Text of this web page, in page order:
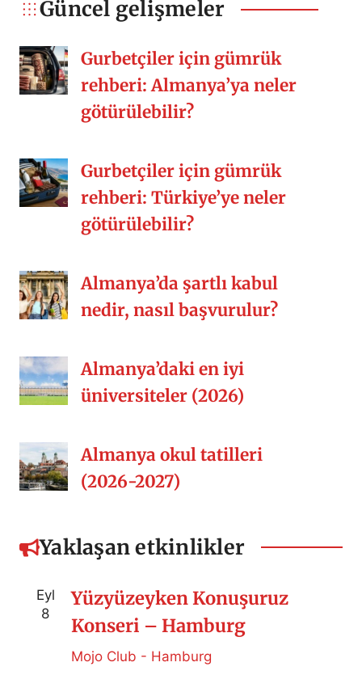
kalabalık sofralar, misafirperverlik,
[…]
Güncel gelişmeler
Gurbetçiler için gümrük
rehberi: Almanya’ya neler
götürülebilir?
Gurbetçiler için gümrük
rehberi: Türkiye’ye neler
götürülebilir?
Almanya’da şartlı kabul
nedir, nasıl başvurulur?
Almanya’daki en iyi
üniversiteler (2026)
Almanya okul tatilleri
(2026-2027)
Yaklaşan etkinlikler
Eyl
8
Yüzyüzeyken Konuşuruz
Konseri – Hamburg
Mojo Club - Hamburg